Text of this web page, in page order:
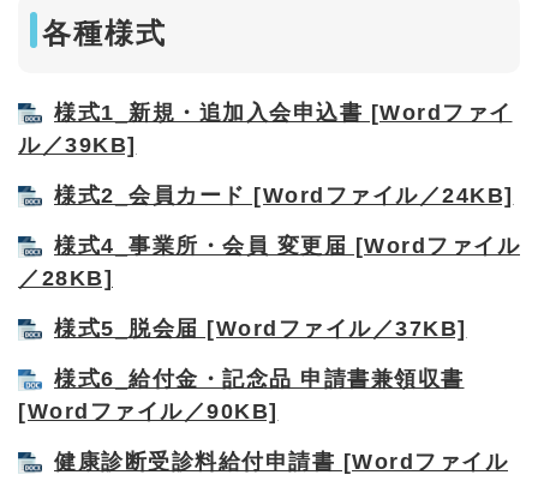
各種様式
様式1_新規・追加入会申込書 [Wordファイ
ル／39KB]
様式2_会員カード [Wordファイル／24KB]
様式4_事業所・会員 変更届 [Wordファイル
／28KB]
様式5_脱会届 [Wordファイル／37KB]
様式6_給付金・記念品 申請書兼領収書
[Wordファイル／90KB]
健康診断受診料給付申請書 [Wordファイル